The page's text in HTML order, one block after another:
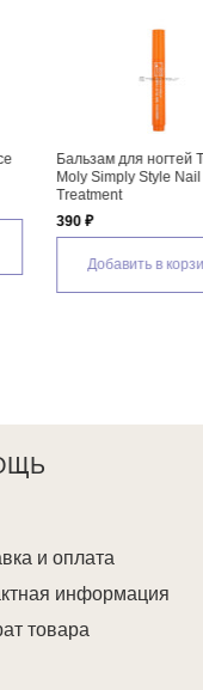
для удаления
Holika Holika Nails
Remover
₽
Добавить в корзину
и оплата
информация
товара